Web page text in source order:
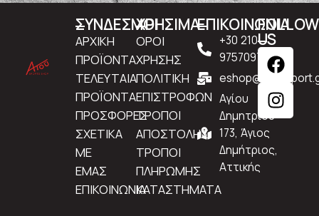
ΣΥΝΔΕΣΜΟΙ
ΑΡΧΙΚΗ
ΠΡΟΪΟΝΤΑ
ΤΕΛΕΥΤΑΙΑ
ΠΡΟΪΟΝΤΑ
ΠΡΟΣΦΟΡΕΣ
ΣΧΕΤΙΚΑ
ΜΕ
ΕΜΑΣ
ΕΠΙΚΟΙΝΩΝΙΑ
ΧΡΗΣΙΜΑ
ΟΡΟΙ
ΧΡΗΣΗΣ
ΠΟΛΙΤΙΚΗ
ΕΠΙΣΤΡΟΦΩΝ
ΤΡΟΠΟΙ
ΑΠΟΣΤΟΛΗΣ
ΤΡΟΠΟΙ
ΠΛΗΡΩΜΗΣ
ΚΑΤΑΣΤΗΜΑΤΑ
ΕΠΙΚΟΙΝΩΝΙΑ
+30 210
9757097
Αγίου
Δημητρίου
173, Άγιος
Δημήτριος,
Αττικής
FOLLOW
US